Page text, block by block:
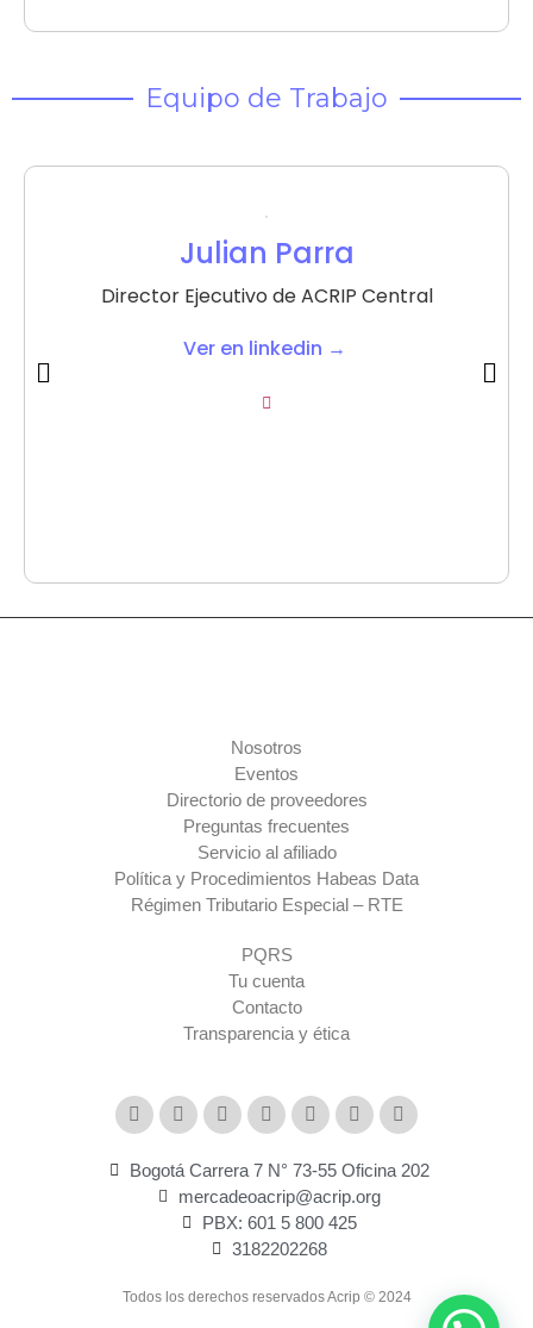
Equipo de Trabajo
Julian Parra
Director Ejecutivo de ACRIP Central
Ver en linkedin →
Nosotros
Eventos
Directorio de proveedores
Preguntas frecuentes
Servicio al afiliado
Política y Procedimientos Habeas Data
Régimen Tributario Especial – RTE​
PQRS
Tu cuenta
Contacto
Transparencia y ética
Bogotá Carrera 7 N° 73-55 Oficina 202
mercadeoacrip@acrip.org
PBX: 601 5 800 425
3182202268
Todos los derechos reservados Acrip © 2024